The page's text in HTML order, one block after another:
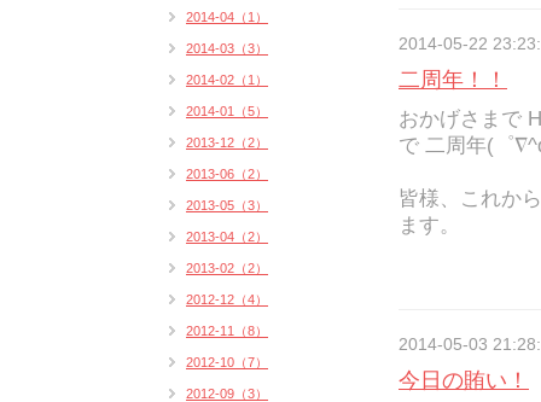
2014-05-22
二周年！！
おかげさまで
で 二周年(゜
皆様、これか
ます。
2014-05-03
今日の賄い！
2014-04（1）
2014-03（3）
2014-02（1）
2014-01（5）
2013-12（2）
2013-06（2）
2013-05（3）
2013-04（2）
2013-02（2）
2012-12（4）
2012-11（8）
2012-10（7）
2012-09（3）